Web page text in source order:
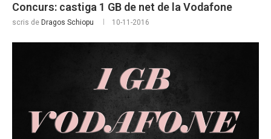
Concurs: castiga 1 GB de net de la Vodafone
scris de Dragos Schiopu 10-11-2016